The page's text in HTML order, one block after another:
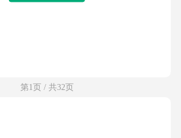
第1页 / 共32页